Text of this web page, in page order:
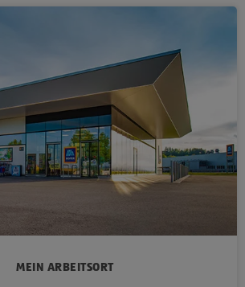
MEIN ARBEITSORT